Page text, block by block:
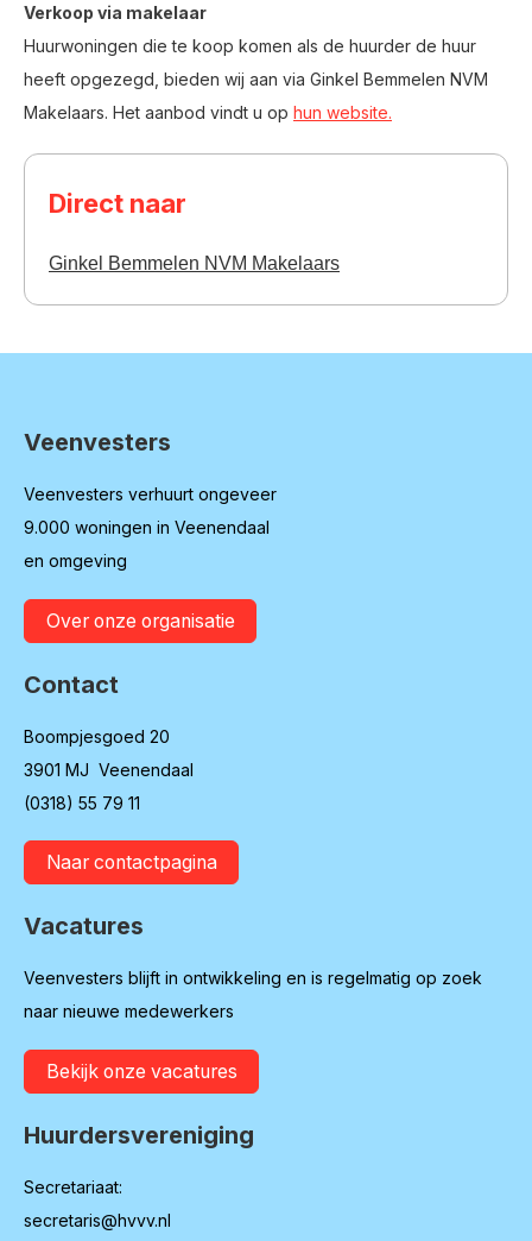
Verkoop via makelaar
Huurwoningen die te koop komen als de huurder de huur
heeft opgezegd, bieden wij aan via Ginkel Bemmelen NVM
Makelaars. Het aanbod vindt u op hun website.
Direct naar
Ginkel Bemmelen NVM Makelaars
Contactinformatie
Veenvesters
Veenvesters verhuurt ongeveer
9.000 woningen in Veenendaal
en omgeving
Over onze organisatie
Contact
Boompjesgoed 20
3901 MJ Veenendaal
(0318) 55 79 11
Naar contactpagina
Vacatures
Veenvesters blijft in ontwikkeling en is regelmatig op zoek
naar nieuwe medewerkers
Bekijk onze vacatures
Huurdersvereniging
Secretariaat:
secretaris@hvvv.nl